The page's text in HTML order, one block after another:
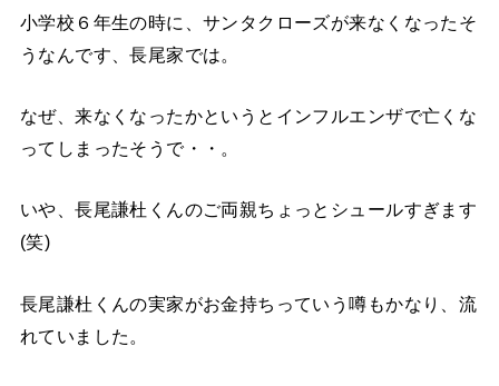
小学校６年生の時に、サンタクローズが来なくなったそ
うなんです、長尾家では。
なぜ、来なくなったかというとインフルエンザで亡くな
ってしまったそうで・・。
いや、長尾謙杜くんのご両親ちょっとシュールすぎます
(笑)
長尾謙杜くんの実家がお金持ちっていう噂もかなり、流
れていました。